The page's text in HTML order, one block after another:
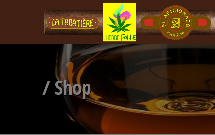
/ Shop